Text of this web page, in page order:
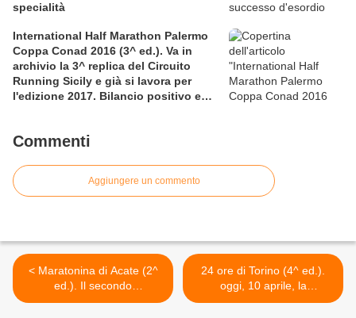
specialità
International Half Marathon Palermo
Coppa Conad 2016 (3^ ed.). Va in
archivio la 3^ replica del Circuito
Running Sicily e già si lavora per
l'edizione 2017. Bilancio positivo e
Commenti
Aggiungere un commento
< Maratonina di Acate (2^
ed.). Il secondo
appuntamento, il 15 aprile
24 ore di Torino (4^ ed.).
oggi, 10 aprile, la
conferenza stampa di